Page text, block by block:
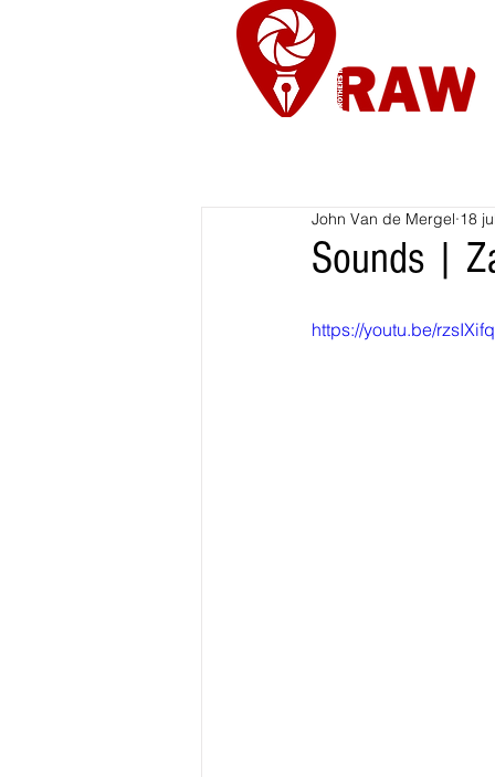
Sounds |
John Van de Mergel 18
https://youtu.be/